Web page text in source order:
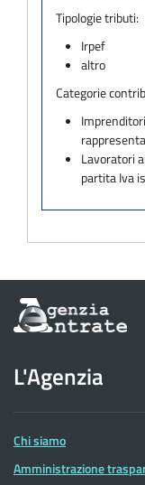
Tipologie tributi:
Irpef
altro
Categorie
Lavoratori
partita Iva
Informazioni
sul
dell'Agenzia
delle
Entrate
L'Agenzia
Chi siamo
Amministrazione